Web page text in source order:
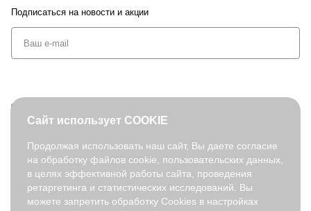
Подписаться на новости и акции
© 2026. fabretti.ru. Все права защищены
На информационном ресурсе применяются
рекомендательные
технологии .
Сайт использует COOKIE
Продолжая использовать наш сайт, Вы даете согласие
на обработку файлов cookie, пользовательских данных,
в целях эффективной работы сайта, проведения
ретаргетинга и статистических исследований. Вы
можете запретить обработку Cookies в настройках